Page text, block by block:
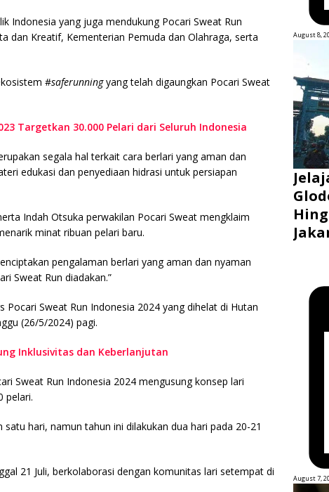
Indonesia yang juga mendukung Pocari Sweat Run
dan Kreatif, Kementerian Pemuda dan Olahraga, serta
#saferunningyang telah digaungkan Pocari Sweat
Targetkan 30.000 Pelari dari Seluruh Indonesia
segala hal terkait cara berlari yang aman dan
edukasi dan penyediaan hidrasi untuk persiapan
Indah Otsuka perwakilan Pocari Sweat mengklaim
minat ribuan pelari baru.
pengalaman berlari yang aman dan nyaman
Sweat Run diadakan.”
Sweat Run Indonesia 2024 yang dihelat di Hutan
(26/5/2024) pagi.
Inklusivitas dan Keberlanjutan
Sweat Run Indonesia 2024 mengusung konsep lari
pelari.
hari, namun tahun ini dilakukan dua hari pada 20-21
21 Juli, berkolaborasi dengan komunitas lari setempat di
August 8,
August 7,